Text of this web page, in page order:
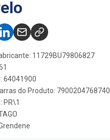
11729BU79806827
64041900
do Produto: 7900204768740
PR\1